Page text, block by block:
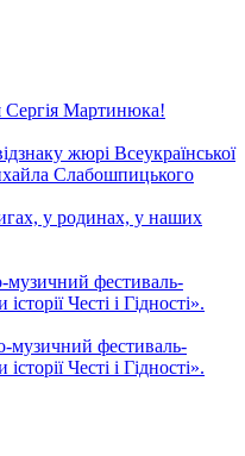
Мартинюка!
жюрі Всеукраїнської
Слабошпицького
у родинах, у наших
музичний фестиваль-
Честі і Гідності».
музичний фестиваль-
Честі і Гідності».